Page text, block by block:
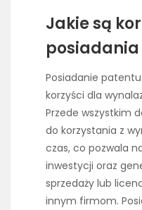
Jakie są
Posiadanie
korzyści dla
Przede wszystkim
do korzystania z
czas, co pozwala
inwestycji oraz
sprzedaży lub
innym firmom.